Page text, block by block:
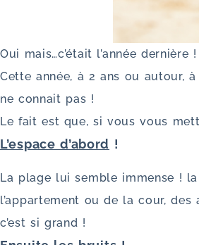
Oui mais…c’était l’année
Cette année, à 2 ans ou autour,
ne connait pas !
Le fait est que, si vous vous
L’espace d’abord !
La plage lui semble immense !
l’appartement ou de la cour,
c’est si grand !